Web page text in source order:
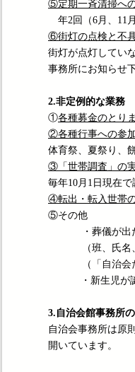
⑤定期一斉清掃へ
年2回（6月、11
⑥街灯の点検と不
街灯が点灯してい
事務所にお知らせ
2.非定例的な業務
①各種募金のとり
②各種行事への参
体育祭、夏祭り、
③ 「世帯調査」の
毎年10月1日現在
④転出・転入世帯
⑤その他
・葬儀が
（班、氏
（
「自治会
・新生児が誕生
3.自治会館事務所
自治会事務所は原
開いています。